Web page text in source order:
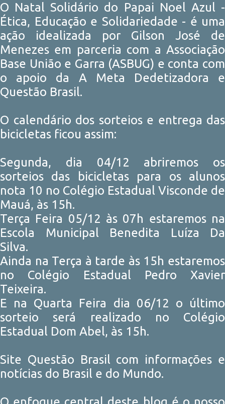
O Natal Solidário do Papai Noel Azul -
Ética, Educação e Solidariedade - é uma
ação idealizada por Gilson José de
Menezes em parceria com a Associação
Base União e Garra (ASBUG) e conta com
o apoio da A Meta Dedetizadora e
Questão Brasil.
O calendário dos sorteios e entrega das
bicicletas ficou assim:
Segunda, dia 04/12 abriremos os
sorteios das bicicletas para os alunos
nota 10 no Colégio Estadual Visconde de
Mauá, às 15h.
Terça Feira 05/12 às 07h estaremos na
Escola Municipal Benedita Luíza Da
Silva.
Ainda na Terça à tarde às 15h estaremos
no Colégio Estadual Pedro Xavier
Teixeira.
E na Quarta Feira dia 06/12 o último
sorteio será realizado no Colégio
Estadual Dom Abel, às 15h.
Site Questão Brasil com informações e
notícias do Brasil e do Mundo.